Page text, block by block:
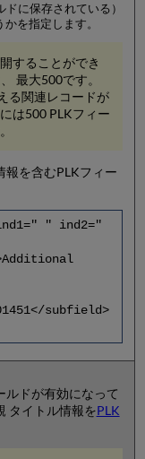
ドに保存されている）
を指定します。
することができ
最大500です。
る関連レコードが
は500 PLKフィー
報を含むPLKフィー
" ind2="
subfield>
ルドが有効になって
タイトル情報をPLK